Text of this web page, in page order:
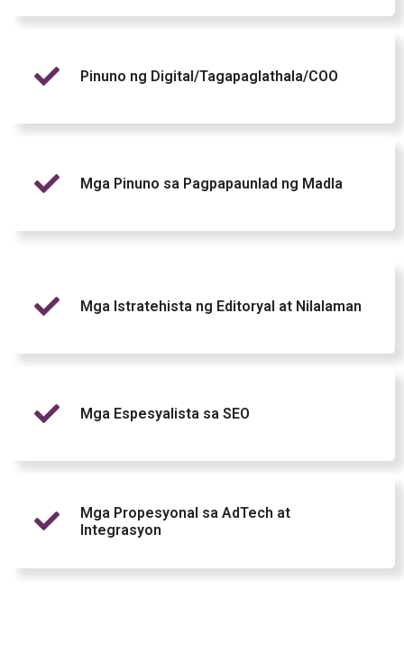
Pinuno ng Digital/Tagapaglathala/COO
Mga Pinuno sa Pagpapaunlad ng Madla
Mga Istratehista ng Editoryal at Nilalaman
Mga Espesyalista sa SEO
Mga Propesyonal sa AdTech at
Integrasyon